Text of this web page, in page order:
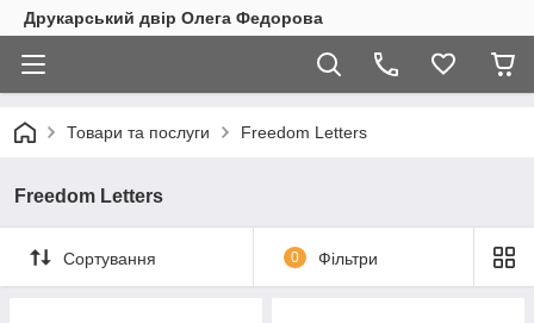
Друкарський двір Олега Федорова
Товари та послуги Freedom Letters
Freedom Letters
Сортування 0 Фільтри